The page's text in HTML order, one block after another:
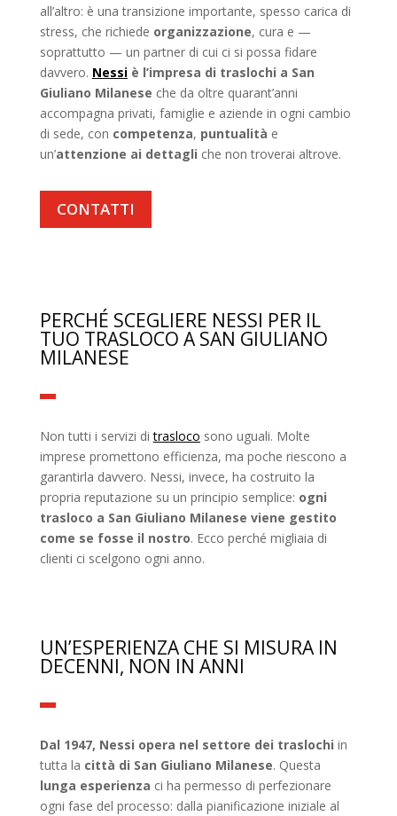
all’altro: è una transizione importante, spesso carica di
stress, che richiede organizzazione, cura e —
soprattutto — un partner di cui ci si possa fidare
davvero. Nessiè l’impresa di traslochi a San
Giuliano Milanese che da oltre quarant’anni
accompagna privati, famiglie e aziende in ogni cambio
di sede, con competenza, puntualità e
un’attenzione ai dettagli che non troverai altrove.
CONTATTI
PERCHÉ SCEGLIERE NESSI PER IL
TUO TRASLOCO A SAN GIULIANO
MILANESE
Non tutti i servizi ditrasloco sono uguali. Molte
imprese promettono efficienza, ma poche riescono a
garantirla davvero. Nessi, invece, ha costruito la
propria reputazione su un principio semplice: ogni
trasloco a San Giuliano Milanese viene gestito
come se fosse il nostro. Ecco perché migliaia di
clienti ci scelgono ogni anno.
UN’ESPERIENZA CHE SI MISURA IN
DECENNI, NON IN ANNI
Dal 1947, Nessi opera nel settore dei traslochi in
tutta la città di San Giuliano Milanese. Questa
lunga esperienza ci ha permesso di perfezionare
ogni fase del processo: dalla pianificazione iniziale al